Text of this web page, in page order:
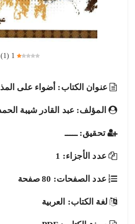
1
(
1
)
عنوان الكتاب: أضواء على
المؤلف: عبد القادر شيبة
تحقيق: ـــــ
عدد الأجزاء: 1
عدد الصفحات: 80 صفحة
لغة الكتاب: العربية